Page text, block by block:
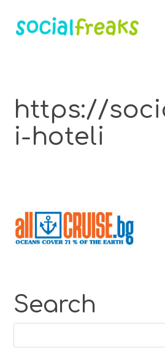
https://
i-hoteli
Search